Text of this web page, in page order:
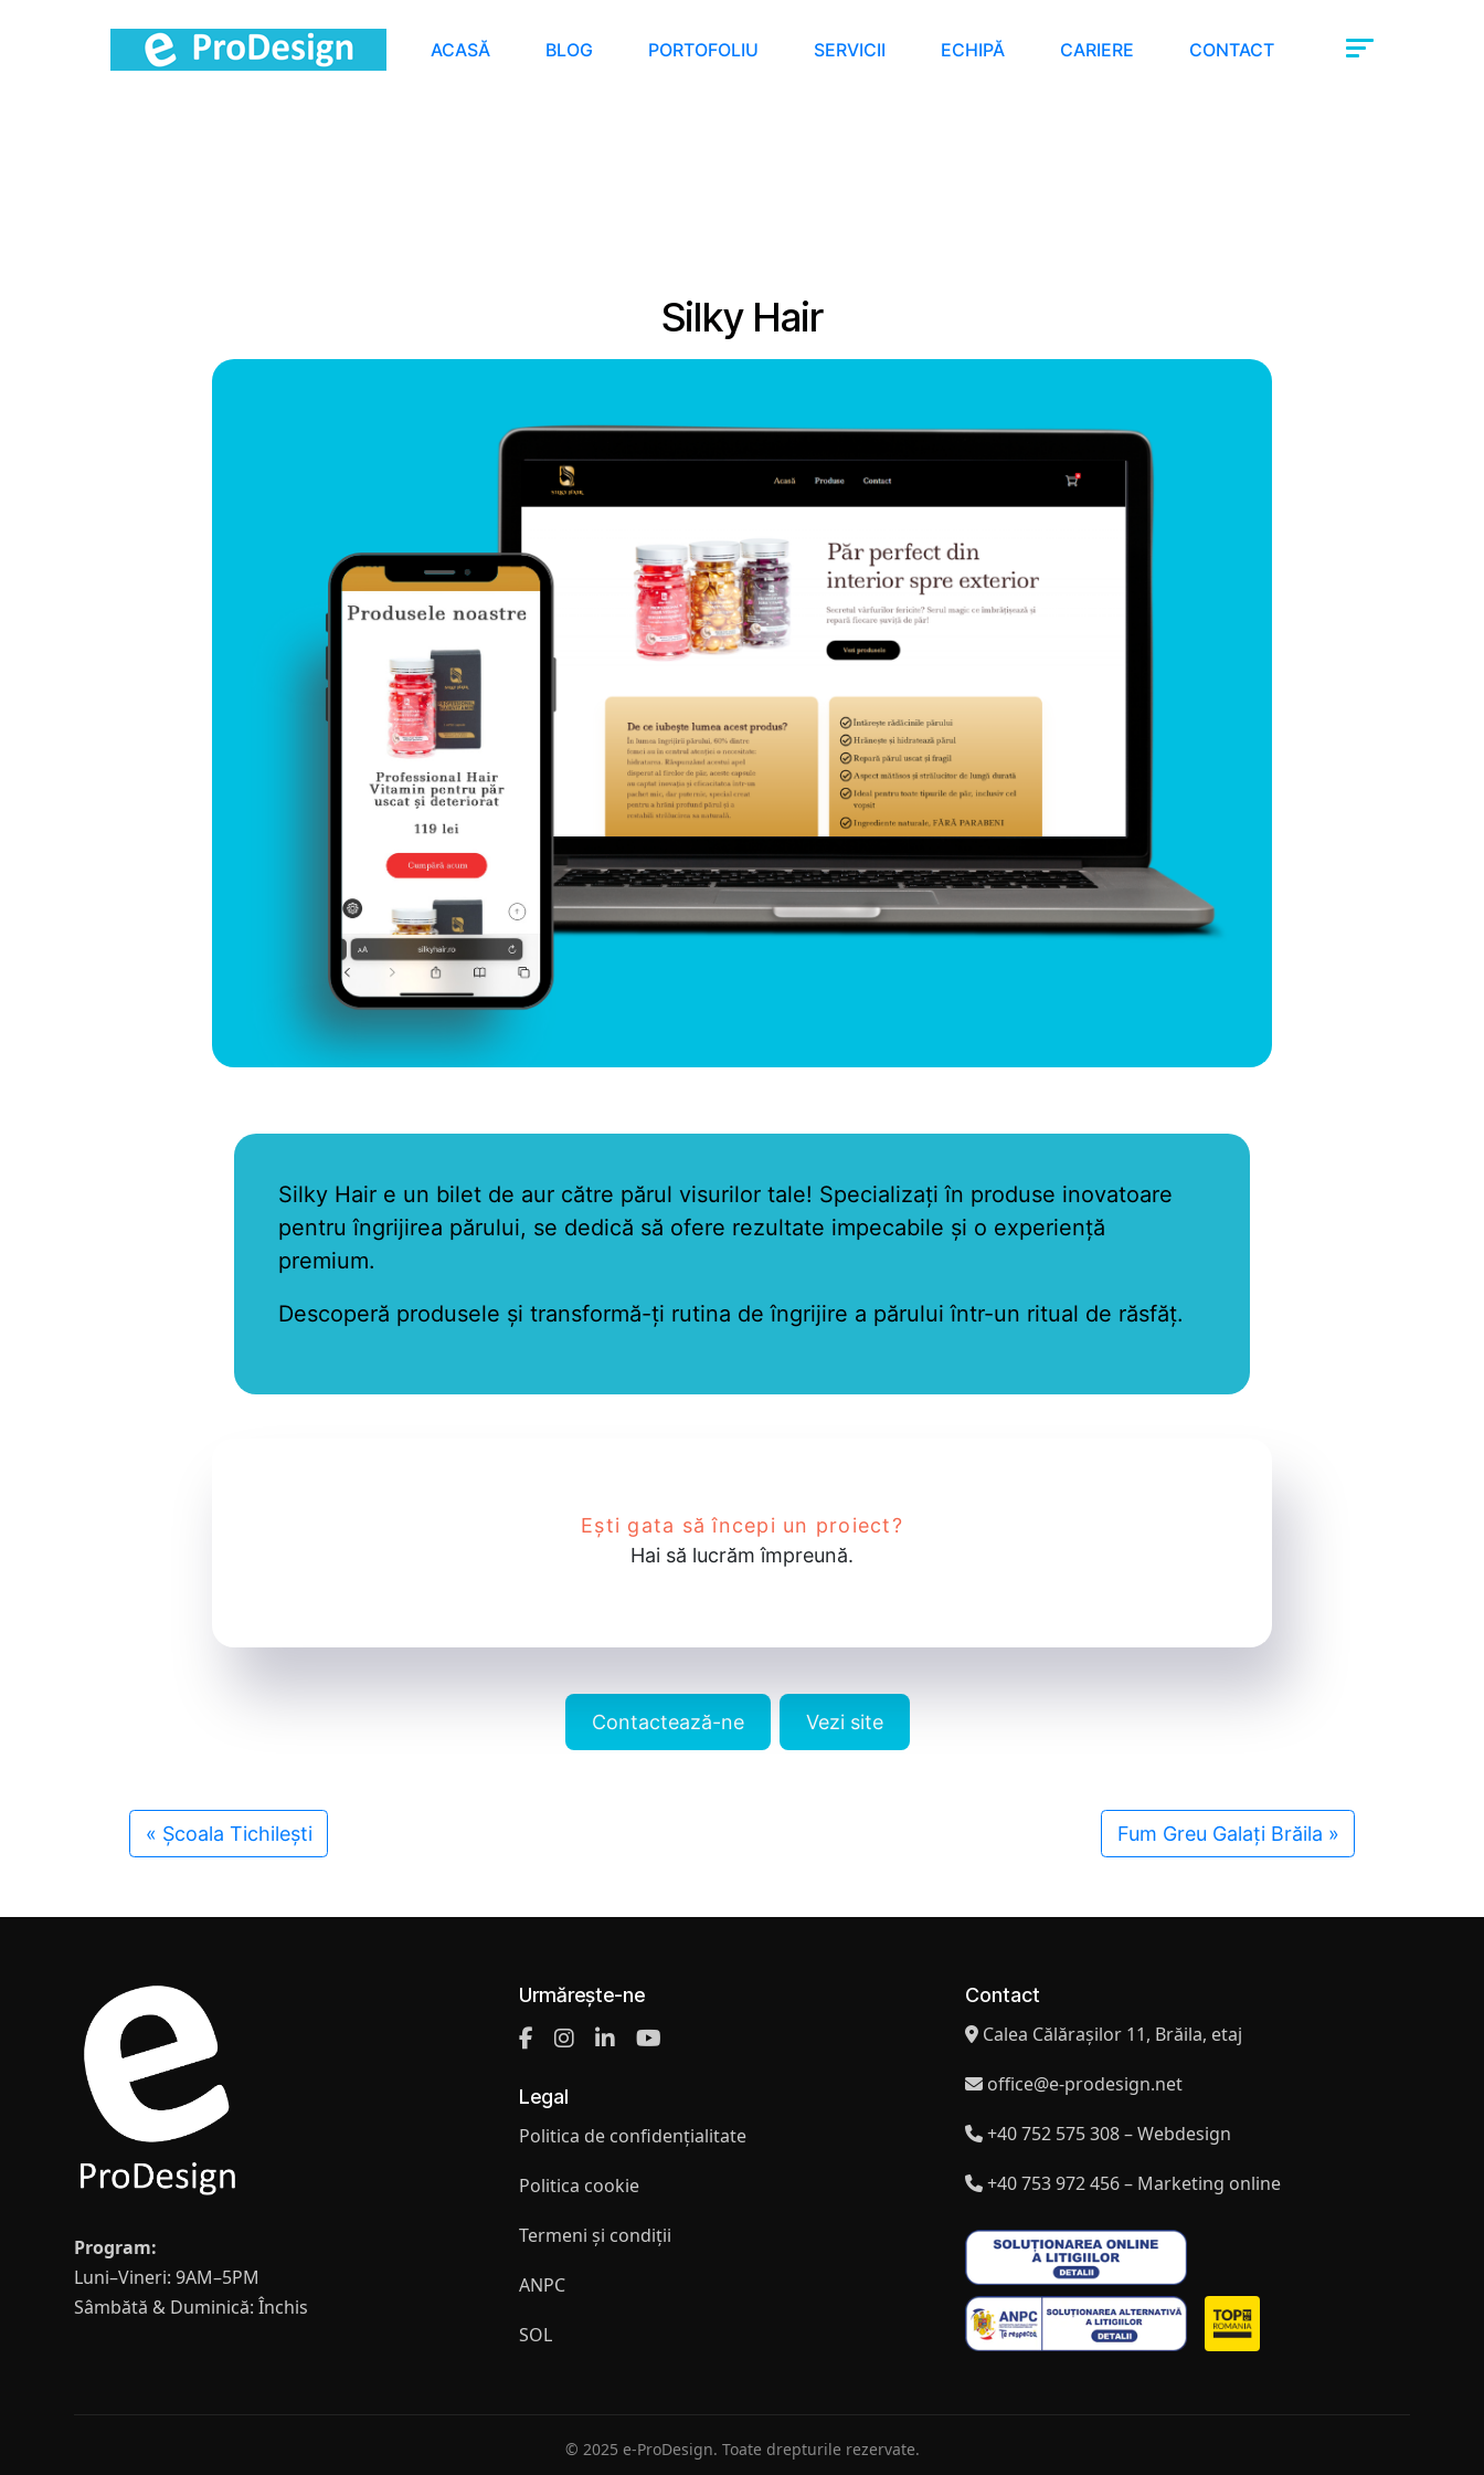
ACASĂ BLOG PORTOFOLIU SERVICII ECHIPĂ CARIERE CONTACT
Silky Hair
Silky Hair e un bilet de aur către părul visurilor tale! Specializați în produse inovatoare
pentru îngrijirea părului, se dedică să ofere rezultate impecabile și o experiență
premium.
Descoperă produsele și transformă-ți rutina de îngrijire a părului într-un ritual de răsfăț.
Ești gata să începi un proiect?
Hai să lucrăm împreună.
Contactează-ne Vezi site
« Școala Tichilești Fum Greu Galați Brăila »
Program:
Luni–Vineri: 9AM–5PM
Sâmbătă & Duminică: Închis
Urmărește-ne
Legal
Politica de confidențialitate
Politica cookie
Termeni și condiții
ANPC
SOL
Contact
Calea Călărașilor 11, Brăila, etaj
office@e-prodesign.net
+40 752 575 308 – Webdesign
+40 753 972 456 – Marketing online
© 2025 e-ProDesign. Toate drepturile rezervate.